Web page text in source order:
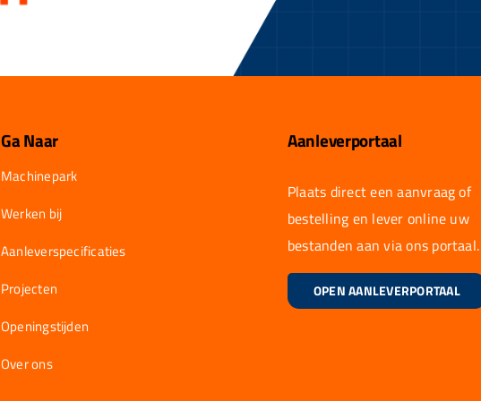
Ga Naar
Machinepark
Werken bij
Aanleverspecificaties
Projecten
Openingstijden
Over ons
Aanleverportaal
Plaats direct een aanvraag of
bestelling en lever online uw
bestanden aan via ons portaal.
OPEN AANLEVERPORTAAL